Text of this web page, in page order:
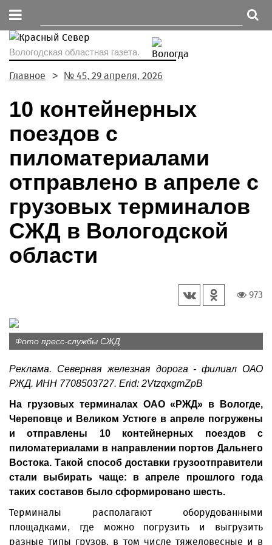
Вологодская областная газета.
Главное № 45, 29 апреля, 2026
10 контейнерных
поездов с
пиломатериалами
отправлено в апреле с
грузовых терминалов
СЖД в Вологодской
области
973
Фото пресс-службы СЖД
Реклама. Северная железная дорога - филиал ОАО
РЖД. ИНН 7708503727. Erid: 2VtzqxgmZpB
На грузовых терминалах ОАО «РЖД» в Вологде,
Череповце и Великом Устюге в апреле погружены
и отправлены 10 контейнерных поездов с
пиломатериалами в направлении портов Дальнего
Востока. Такой способ доставки грузоотправители
стали выбирать чаще: в апреле прошлого года
таких составов было сформировано шесть.
Терминалы располагают оборудованными
площадками, где можно погрузить и выгрузить
разные типы грузов, в том числе тяжеловесные и в